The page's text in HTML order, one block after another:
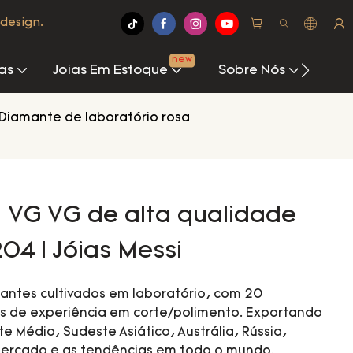
Joias Em Estoque
new
Sobre Nós
Diamante de laboratório rosa
VG VG de alta qualidade
| Jóias Messi
cultivados em laboratório, com 20
de experiência em corte/polimento. Exportando
Médio, Sudeste Asiático, Austrália, Rússia,